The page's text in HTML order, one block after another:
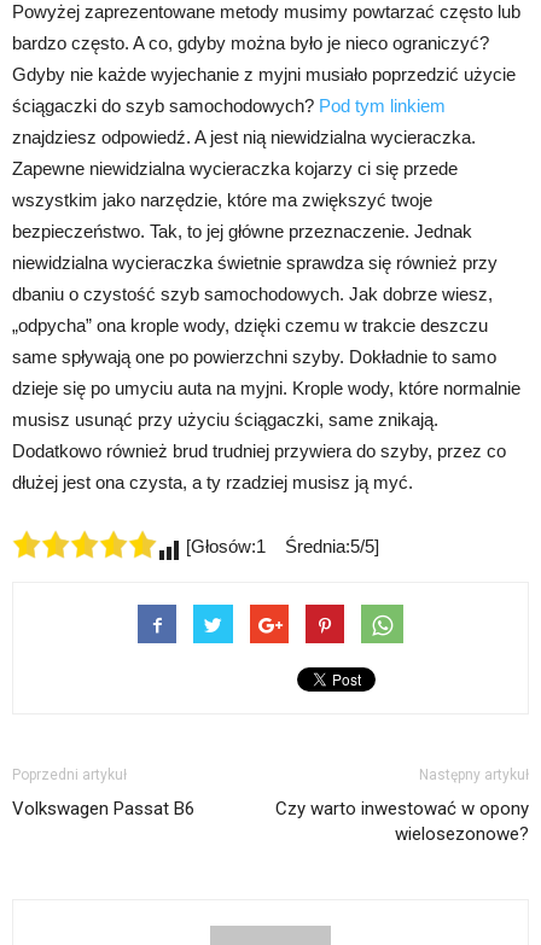
Powyżej zaprezentowane metody musimy powtarzać często lub
bardzo często. A co, gdyby można było je nieco ograniczyć?
Gdyby nie każde wyjechanie z myjni musiało poprzedzić użycie
ściągaczki do szyb samochodowych? Pod tym linkiem
znajdziesz odpowiedź. A jest nią niewidzialna wycieraczka.
Zapewne niewidzialna wycieraczka kojarzy ci się przede
wszystkim jako narzędzie, które ma zwiększyć twoje
bezpieczeństwo. Tak, to jej główne przeznaczenie. Jednak
niewidzialna wycieraczka świetnie sprawdza się również przy
dbaniu o czystość szyb samochodowych. Jak dobrze wiesz,
„odpycha” ona krople wody, dzięki czemu w trakcie deszczu
same spływają one po powierzchni szyby. Dokładnie to samo
dzieje się po umyciu auta na myjni. Krople wody, które normalnie
musisz usunąć przy użyciu ściągaczki, same znikają.
Dodatkowo również brud trudniej przywiera do szyby, przez co
dłużej jest ona czysta, a ty rzadziej musisz ją myć.
[Głosów:1 Średnia:5/5]
Poprzedni artykuł
Volkswagen Passat B6
Następny artykuł
Czy warto inwestować w opony
wielosezonowe?